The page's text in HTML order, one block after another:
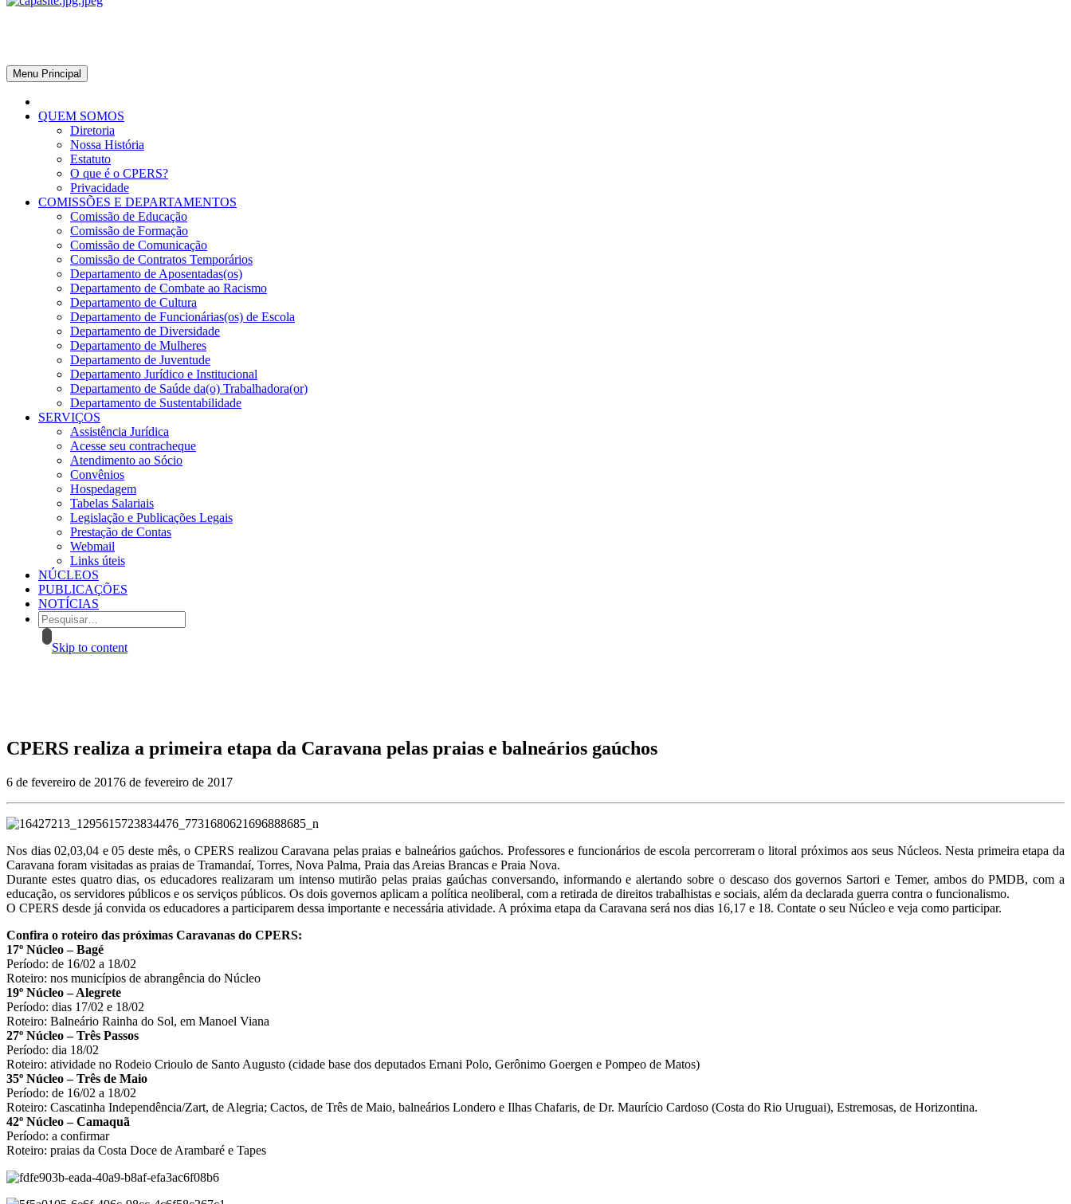
Menu Principal
QUEM SOMOS
Diretoria
Nossa História
Estatuto
O que é o CPERS?
Privacidade
COMISSÕES E DEPARTAMENTOS
Comissão de Educação
Comissão de Formação
Comissão de Comunicação
Comissão de Contratos Temporários
Departamento de Aposentadas(os)
Departamento de Combate ao Racismo
Departamento de Cultura
Departamento de Funcionárias(os) de Escola
Departamento de Diversidade
Departamento de Mulheres
Departamento de Juventude
Departamento Jurídico e Institucional
Departamento de Saúde da(o) Trabalhadora(or)
Departamento de Sustentabilidade
SERVIÇOS
Assistência Jurídica
Acesse seu contracheque
Atendimento ao Sócio
Convênios
Hospedagem
Tabelas Salariais
Legislação e Publicações Legais
Prestação de Contas
Webmail
Links úteis
NÚCLEOS
PUBLICAÇÕES
NOTÍCIAS
Skip to content
CPERS realiza a primeira etapa da Caravana pelas praias e balneários gaúchos
6 de fevereiro de 20176 de fevereiro de 2017
Nos dias 02,03,04 e 05 deste mês, o CPERS realizou Caravana pelas praias e balneários gaúchos. Professores e funcionários de escola percorreram o litoral próximos aos seus Núcleos. Nesta primeira etapa da
Caravana foram visitadas as praias de Tramandaí, Torres, Nova Palma, Praia das Areias Brancas e Praia Nova.
Durante estes quatro dias, os educadores realizaram um intenso mutirão pelas praias gaúchas conversando, informando e alertando sobre o descaso dos governos Sartori e Temer, ambos do PMDB, com a
educação, os servidores públicos e os serviços públicos. Os dois governos aplicam a política neoliberal, com a retirada de direitos trabalhistas e sociais, além da declarada guerra contra o funcionalismo.
O CPERS desde já convida os educadores a participarem dessa importante e necessária atividade. A próxima etapa da Caravana será nos dias 16,17 e 18. Contate o seu Núcleo e veja como participar.
Confira o roteiro das próximas Caravanas do CPERS:
17º Núcleo – Bagé
Período: de 16/02 a 18/02
Roteiro: nos municípios de abrangência do Núcleo
19º Núcleo – Alegrete
Período: dias 17/02 e 18/02
Roteiro: Balneário Rainha do Sol, em Manoel Viana
27º Núcleo – Três Passos
Período: dia 18/02
Roteiro: atividade no Rodeio Crioulo de Santo Augusto (cidade base dos deputados Ernani Polo, Gerônimo Goergen e Pompeo de Matos)
35º Núcleo – Três de Maio
Período: de 16/02 a 18/02
Roteiro: Cascatinha Independência/Zart, de Alegria; Cactos, de Três de Maio, balneários Londero e Ilhas Chafaris, de Dr. Maurício Cardoso (Costa do Rio Uruguai), Estremosas, de Horizontina.
42º Núcleo – Camaquã
Período: a confirmar
Roteiro: praias da Costa Doce de Arambaré e Tapes